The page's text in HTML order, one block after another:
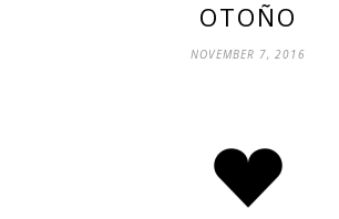
OTOÑO
NOVEMBER 7, 2016